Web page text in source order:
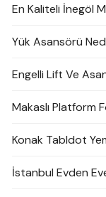
En Kaliteli İnegöl
Yük Asansörü
Engelli Lift Ve
Makaslı Platform
Konak Tabldot
İstanbul Evden